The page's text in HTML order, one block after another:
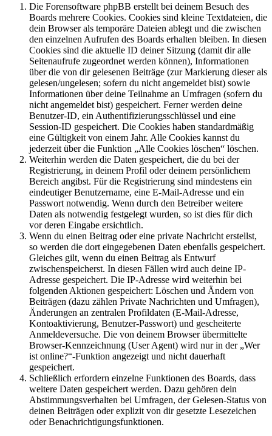
Die Forensoftware phpBB erstellt bei deinem Besuch des
Boards mehrere Cookies. Cookies sind kleine Textdateien, die
dein Browser als temporäre Dateien ablegt und die zwischen
den einzelnen Aufrufen des Boards erhalten bleiben. In diesen
Cookies sind die aktuelle ID deiner Sitzung (damit dir alle
Seitenaufrufe zugeordnet werden können), Informationen
über die von dir gelesenen Beiträge (zur Markierung dieser als
gelesen/ungelesen; sofern du nicht angemeldet bist) sowie
Informationen über deine Teilnahme an Umfragen (sofern du
nicht angemeldet bist) gespeichert. Ferner werden deine
Benutzer-ID, ein Authentifizierungsschlüssel und eine
Session-ID gespeichert. Die Cookies haben standardmäßig
eine Gültigkeit von einem Jahr. Alle Cookies kannst du
jederzeit über die Funktion „Alle Cookies löschen“ löschen.
Weiterhin werden die Daten gespeichert, die du bei der
Registrierung, in deinem Profil oder deinem persönlichem
Bereich angibst. Für die Registrierung sind mindestens ein
eindeutiger Benutzername, eine E-Mail-Adresse und ein
Passwort notwendig. Wenn durch den Betreiber weitere
Daten als notwendig festgelegt wurden, so ist dies für dich
vor deren Eingabe ersichtlich.
Wenn du einen Beitrag oder eine private Nachricht erstellst,
so werden die dort eingegebenen Daten ebenfalls gespeichert.
Gleiches gilt, wenn du einen Beitrag als Entwurf
zwischenspeicherst. In diesen Fällen wird auch deine IP-
Adresse gespeichert. Die IP-Adresse wird weiterhin bei
folgenden Aktionen gespeichert: Löschen und Ändern von
Beiträgen (dazu zählen Private Nachrichten und Umfragen),
Änderungen an zentralen Profildaten (E-Mail-Adresse,
Kontoaktivierung, Benutzer-Passwort) und gescheiterte
Anmeldeversuche. Die von deinem Browser übermittelte
Browser-Kennzeichnung (User Agent) wird nur in der „Wer
ist online?“-Funktion angezeigt und nicht dauerhaft
gespeichert.
Schließlich erfordern einzelne Funktionen des Boards, dass
weitere Daten gespeichert werden. Dazu gehören dein
Abstimmungsverhalten bei Umfragen, der Gelesen-Status von
deinen Beiträgen oder explizit von dir gesetzte Lesezeichen
oder Benachrichtigungsfunktionen.